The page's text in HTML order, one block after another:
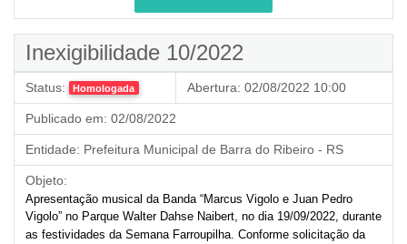
Inexigibilidade 10/2022
Status: Homologada Abertura: 02/08/2022 10:00
Publicado em: 02/08/2022
Entidade: Prefeitura Municipal de Barra do Ribeiro - RS
Objeto:
Apresentação musical da Banda “Marcus Vigolo e Juan Pedro
Vigolo” no Parque Walter Dahse Naibert, no dia 19/09/2022, durante
as festividades da Semana Farroupilha. Conforme solicitação da